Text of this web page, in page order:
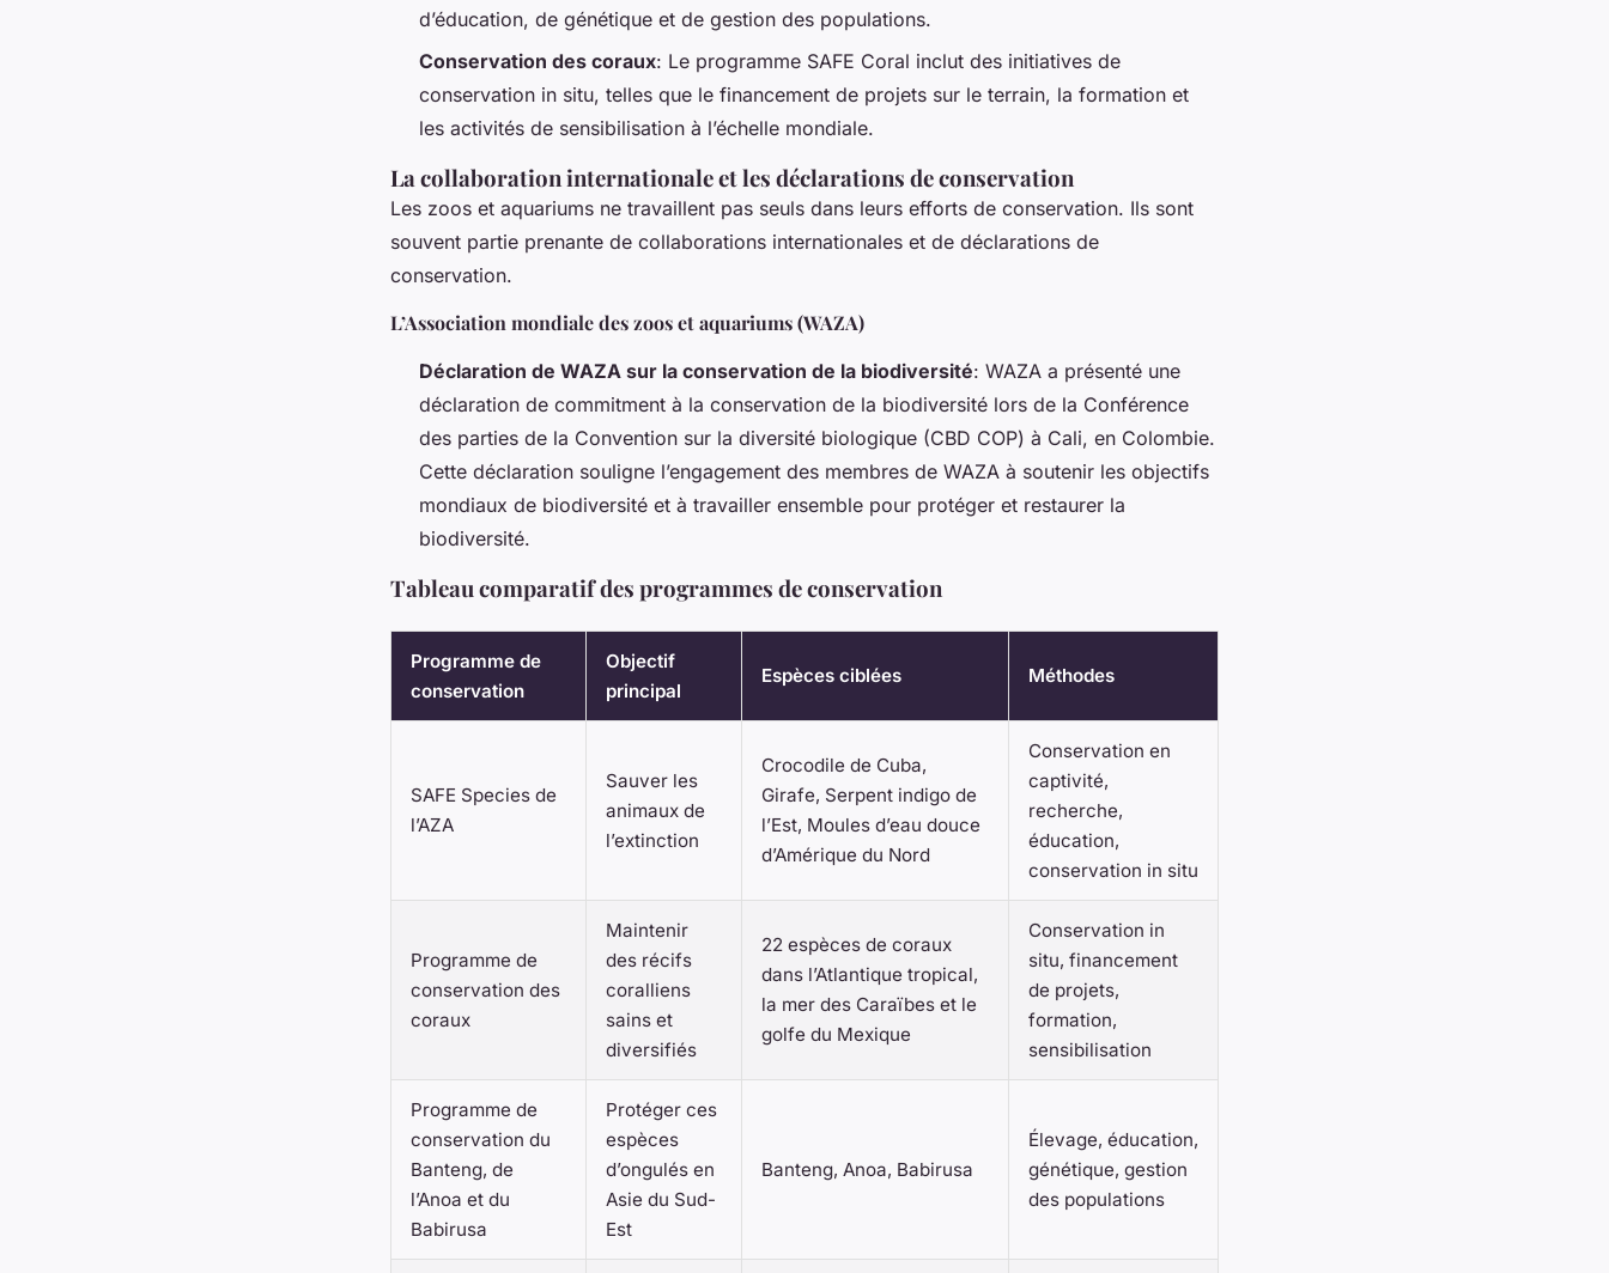
d’éducation, de génétique et de gestion des populations.
Conservation des coraux: Le programme SAFE Coral inclut des initiatives de
conservation in situ, telles que le financement de projets sur le terrain, la formation et
les activités de sensibilisation à l’échelle mondiale.
La collaboration internationale et les déclarations de conservation
Les zoos et aquariums ne travaillent pas seuls dans leurs efforts de conservation. Ils sont
souvent partie prenante de collaborations internationales et de déclarations de
conservation.
L’Association mondiale des zoos et aquariums (WAZA)
Déclaration de WAZA sur la conservation de la biodiversité: WAZA a présenté une
déclaration de commitment à la conservation de la biodiversité lors de la Conférence
des parties de la Convention sur la diversité biologique (CBD COP) à Cali, en Colombie.
Cette déclaration souligne l’engagement des membres de WAZA à soutenir les objectifs
mondiaux de biodiversité et à travailler ensemble pour protéger et restaurer la
biodiversité.
Tableau comparatif des programmes de conservation
Programme de
conservation
Objectif
principal
Espèces ciblées Méthodes
SAFE Species de
l’AZA
Sauver les
animaux de
l’extinction
Crocodile de Cuba,
Girafe, Serpent indigo de
l’Est, Moules d’eau douce
d’Amérique du Nord
Conservation en
captivité,
recherche,
éducation,
conservation in situ
Programme de
conservation des
coraux
Maintenir
des récifs
coralliens
sains et
diversifiés
22 espèces de coraux
dans l’Atlantique tropical,
la mer des Caraïbes et le
golfe du Mexique
Conservation in
situ, financement
de projets,
formation,
sensibilisation
Programme de
conservation du
Banteng, de
l’Anoa et du
Babirusa
Protéger ces
espèces
d’ongulés en
Asie du Sud-
Est
Banteng, Anoa, Babirusa
Élevage, éducation,
génétique, gestion
des populations